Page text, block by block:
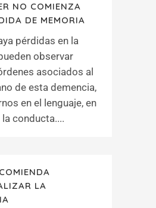
NO COMIENZA
DE MEMORIA
pérdidas en la
observar
asociados al
de esta demencia,
en el lenguaje, en
la conducta....
LA